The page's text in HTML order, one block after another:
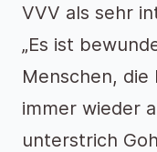
VVV als sehr
„Es ist
Menschen,
immer wieder
unterstrich